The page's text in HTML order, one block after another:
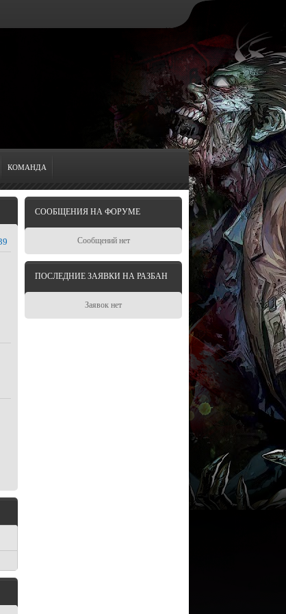
КОМАНДА
СООБЩЕНИЯ НА ФОРУМЕ
Сообщений нет
ПОСЛЕДНИЕ ЗАЯВКИ НА РАЗБАН
Заявок нет